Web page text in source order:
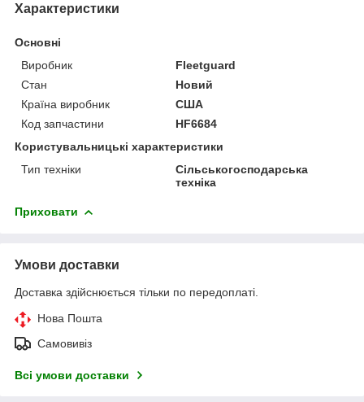
Характеристики
Основні
Виробник
Fleetguard
Стан
Новий
Країна виробник
США
Код запчастини
HF6684
Користувальницькі характеристики
Тип техніки
Сільськогосподарська
техніка
Приховати
Умови доставки
Доставка здійснюється тільки по передоплаті.
Нова Пошта
Самовивіз
Всі умови доставки